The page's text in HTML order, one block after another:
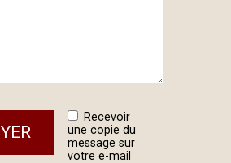
Recevoir
une copie du
message sur
votre e-mail